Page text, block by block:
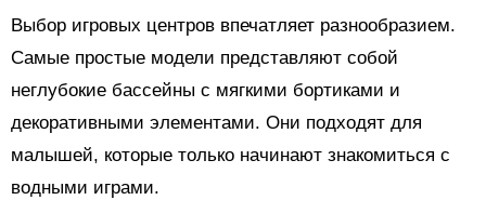
Выбор игровых центров впечатляет разнообразием.
Самые простые модели представляют собой
неглубокие бассейны с мягкими бортиками и
декоративными элементами. Они подходят для
малышей, которые только начинают знакомиться с
водными играми.